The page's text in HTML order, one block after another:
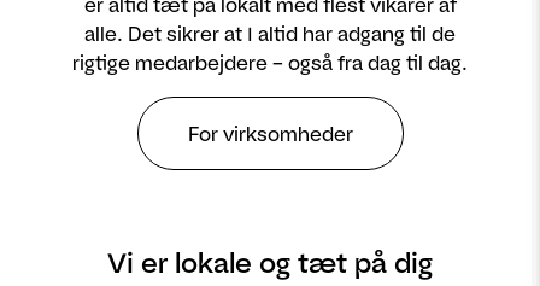
er altid tæt på lokalt med flest vikarer af
alle. Det sikrer at I altid har adgang til de
rigtige medarbejdere – også fra dag til dag.
For virksomheder
Vi er lokale og tæt på dig